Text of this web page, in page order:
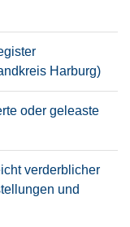
Harburg)
oder geleaste
verderblicher
und